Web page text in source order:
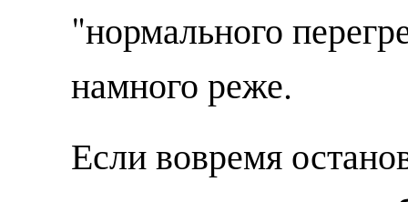
"нормального
намного реже.
Если вовремя